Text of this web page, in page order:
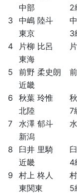
中部
2
3
中嶋 陸斗
東京
3
4
片柳 比呂
東海
5
前野 柔史朗
近畿
6
秋葉 玲惟
北陸
7
7
水澤 郁斗
新潟
8
臼井 里騎
近畿
4
9
村上 柊人
東関東
5